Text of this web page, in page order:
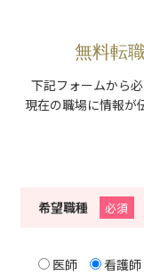
無料転
下記フォームから
現在の職場に情報が
希望職種 必須
医師 看護師